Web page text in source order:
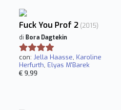
Fuck You Prof 2 (2015)
di Bora Dagtekin
con: Jella Haasse, Karoline
Herfurth, Elyas M'Barek
€ 9,99